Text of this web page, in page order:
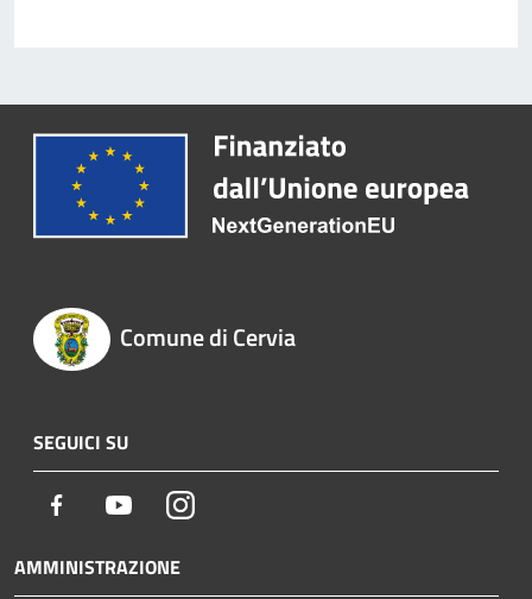
Comune di Cervia
SEGUICI SU
Facebook YoutubeInstagram
AMMINISTRAZIONE